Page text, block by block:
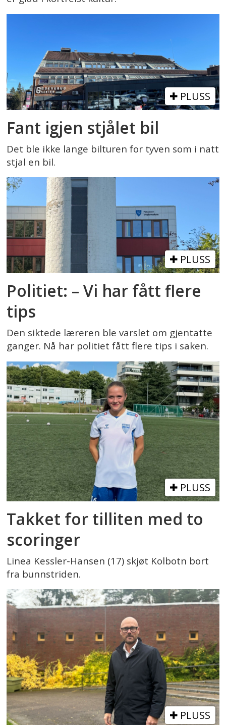
PLUSS
Fant igjen stjålet bil
Det ble ikke lange bilturen for tyven som i natt
stjal en bil.
PLUSS
Politiet: – Vi har fått flere
tips
Den siktede læreren ble varslet om gjentatte
ganger. Nå har politiet fått flere tips i saken.
PLUSS
Takket for tilliten med to
scoringer
Linea Kessler-Hansen (17) skjøt Kolbotn bort
fra bunnstriden.
PLUSS